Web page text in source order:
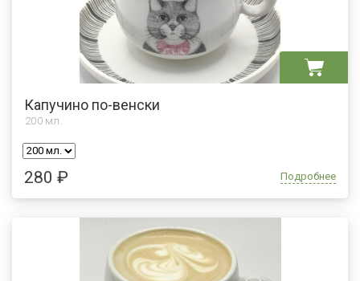
Капучино по-венски
200 мл.
280 ₽ Подробнее